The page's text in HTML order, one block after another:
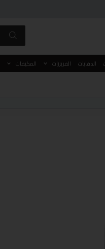
الدفايات الفريزرات المكيفات